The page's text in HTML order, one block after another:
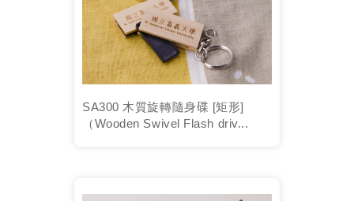
SA300 木質旋轉隨身碟 [矩形]
（Wooden Swivel Flash driv...